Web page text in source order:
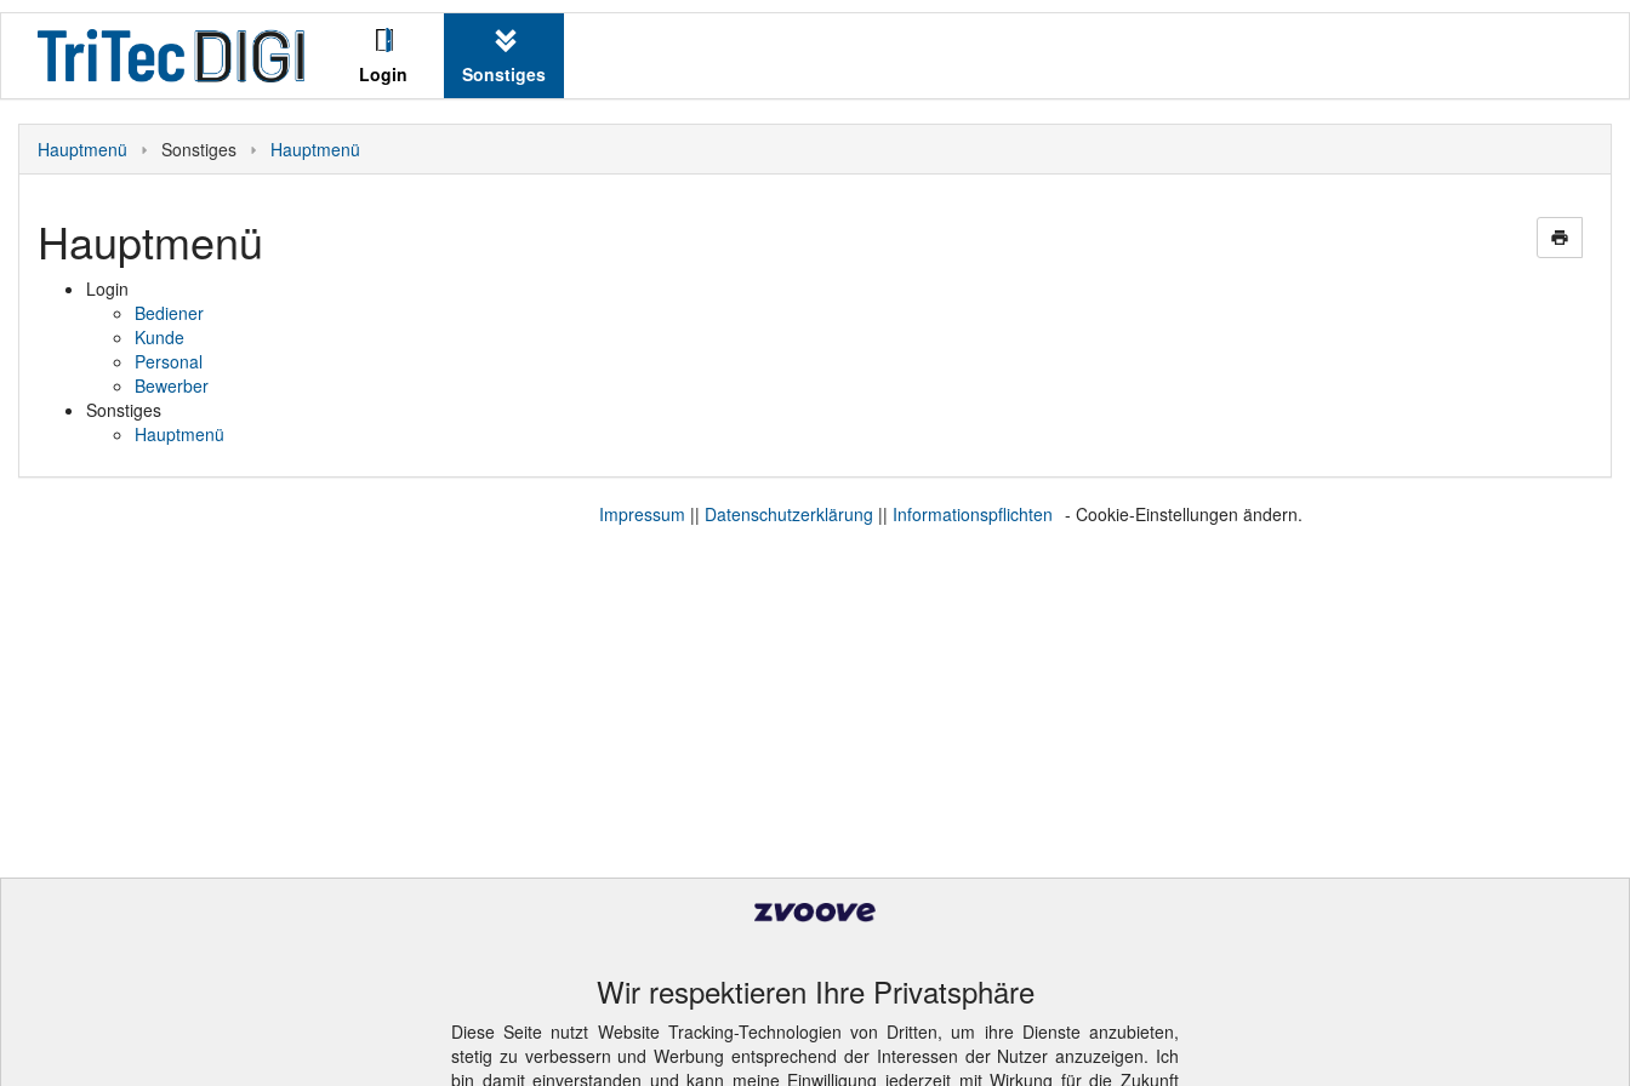
Login
Bediener
Kunde
Sonstiges
Hauptmenü
Hauptmenü
Sonstiges Hauptmenü
Hauptmenü print
Login
Bediener
Kunde
Personal
Bewerber
Sonstiges
Hauptmenü
Impressum || Datenschutzerklärung || Informationspflichten - Cookie-Einstellungen ändern.
Wir respektieren Ihre Privatsphäre
Diese Seite nutzt Website Tracking-Technologien von Dritten, um ihre Dienste anzubieten,
stetig zu verbessern und Werbung entsprechend der Interessen der Nutzer anzuzeigen. Ich
bin damit einverstanden und kann meine Einwilligung jederzeit mit Wirkung für die Zukunft